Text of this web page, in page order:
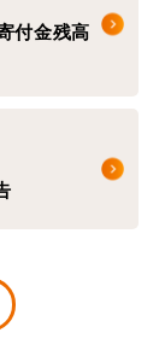
付金残高